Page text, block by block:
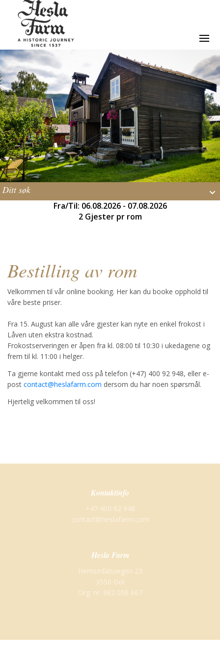
Ditt søk
Fra/Til: 06.08.2026 - 07.08.2026
2 Gjester pr rom
Bestilling av rom
Velkommen til vår online booking. Her kan du booke opphold til
våre beste priser.
Fra 15. August kan alle våre gjester kan nyte en enkel frokost i
Låven uten ekstra kostnad.
Frokostserveringen er åpen fra kl. 08:00 til 10:30 i ukedagene og
frem til kl. 11:00 i helger.
Ta gjerne kontakt med oss på telefon (+47) 400 92 948, eller e-
post contact@heslafarm.com dersom du har noen spørsmål.
Hjertelig velkommen til oss!
Kontaktinfo
+47 400 92 948
contact@heslafarm.com
Hesla Farm
Hemsedalsvegen 23
3550 Gol
Org. nr. 982 056 667